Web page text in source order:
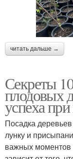
читать дальше →
Секреты
плодовых
успеха
Посадка
лунку и
важных моментов